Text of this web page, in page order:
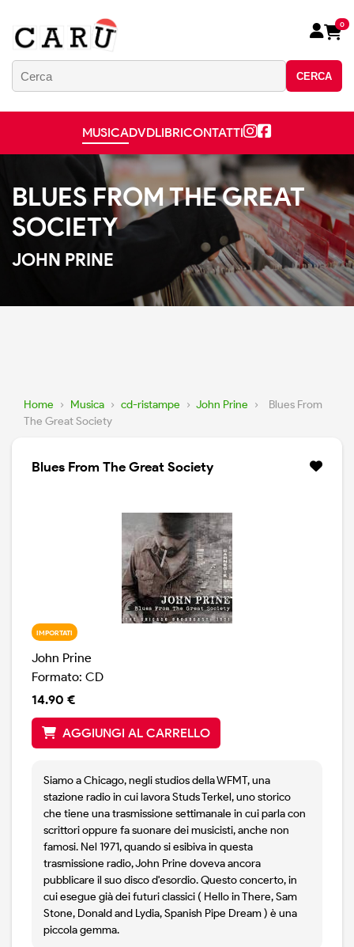
CERCA
0
MUSICADVDLIBRICONTATTI
BLUES FROM THE GREAT
SOCIETY
JOHN PRINE
Home › Musica › cd-ristampe › John Prine ›
Blues From
The Great Society
Blues From The Great Society
IMPORTATI
John Prine
Formato: CD
14.90 €
AGGIUNGI AL CARRELLO
Siamo a Chicago, negli studios della WFMT, una
stazione radio in cui lavora Studs Terkel, uno storico
che tiene una trasmissione settimanale in cui parla con
scrittori oppure fa suonare dei musicisti, anche non
famosi. Nel 1971, quando si esibiva in questa
trasmissione radio, John Prine doveva ancora
pubblicare il suo disco d'esordio. Questo concerto, in
cui esegue già dei futuri classici ( Hello in There, Sam
Stone, Donald and Lydia, Spanish Pipe Dream ) è una
piccola gemma.